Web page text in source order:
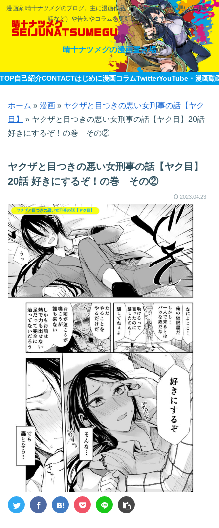
漫画家 晴十ナツメグのブログ。主に漫画作品（ヤクザと目つきの悪い女刑事の
話など）や告知やコラムを更新していきます。
晴十ナツメグの漫画置き場
TOP自己紹介CONTACTはじめに漫画コラムTwitterYouTube・漫画動
ホーム » 漫画 » ヤクザと目つきの悪い女刑事の話【ヤク
目】
» ヤクザと目つきの悪い女刑事の話【ヤク目】20話
好きにするぞ！の巻​ その②
ヤクザと目つきの悪い女刑事の話【ヤク目】
20話 好きにするぞ！の巻​ その②
2023.04.23
ヤクザと目つきの悪い女刑事の話【ヤク目】